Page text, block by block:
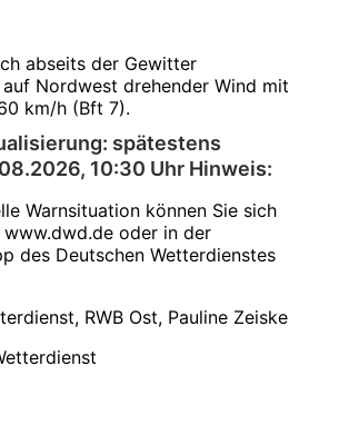
abseits der Gewitter
Nordwest drehender Wind mit
km/h (Bft 7).
spätestens
10:30 Uhr Hinweis:
Warnsituation können Sie sich
oder in der
des Deutschen Wetterdienstes
RWB Ost, Pauline Zeiske